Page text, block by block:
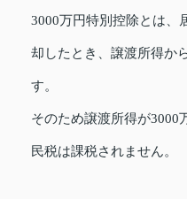
3000万円特別控除とは、
却したとき、譲渡所得か
す。
そのため譲渡所得が3000
民税は課税されません。